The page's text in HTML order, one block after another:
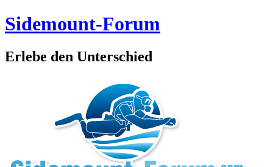
Sidemount-Forum
Erlebe den Unterschied